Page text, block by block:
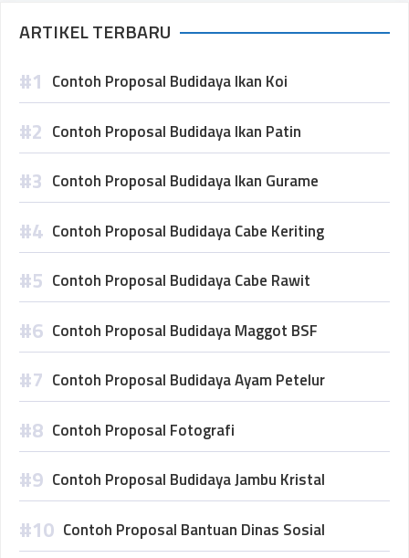
ARTIKEL TERBARU
Contoh Proposal Budidaya Ikan Koi
Contoh Proposal Budidaya Ikan Patin
Contoh Proposal Budidaya Ikan Gurame
Contoh Proposal Budidaya Cabe Keriting
Contoh Proposal Budidaya Cabe Rawit
Contoh Proposal Budidaya Maggot BSF
Contoh Proposal Budidaya Ayam Petelur
Contoh Proposal Fotografi
Contoh Proposal Budidaya Jambu Kristal
Contoh Proposal Bantuan Dinas Sosial